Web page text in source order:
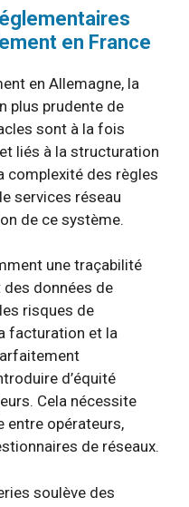
en France
en Allemagne, la
plus prudente de
sont à la fois
liés à la structuration
complexité des règles
services réseau
de ce système.
une traçabilité
des données de
risques de
facturation et la
d’équité
Cela nécessite
entre opérateurs,
de réseaux.
soulève des